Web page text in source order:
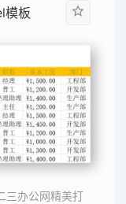
模板
三办公网精美打